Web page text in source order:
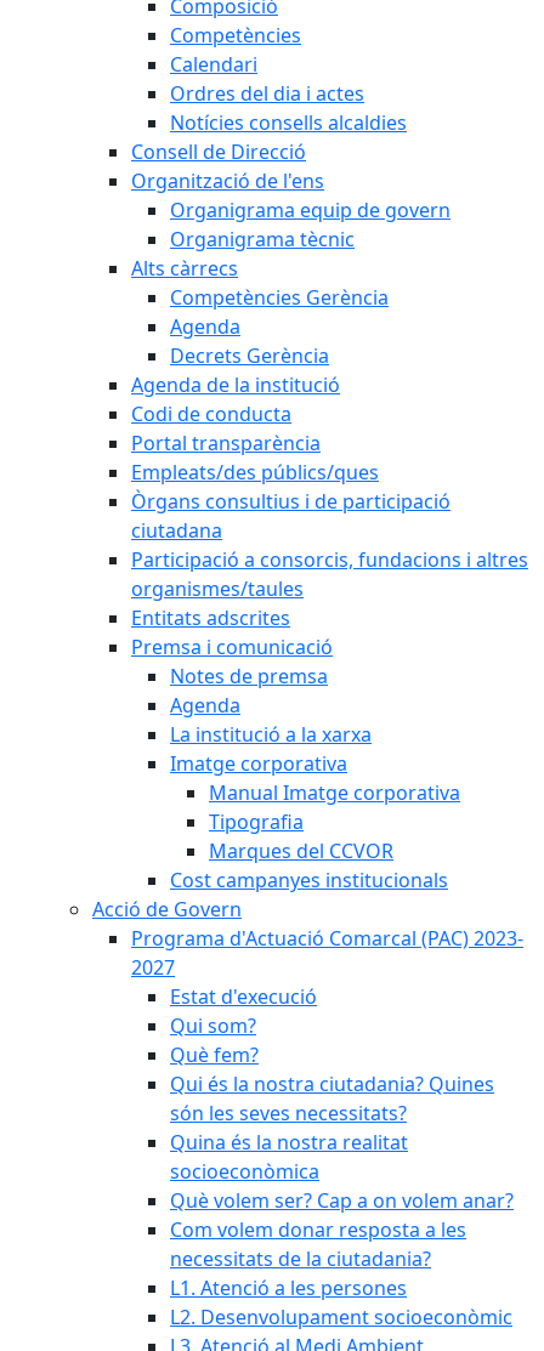
Composició
Competències
Calendari
Ordres del dia i actes
Notícies consells alcaldies
Consell de Direcció
Organització de l'ens
Organigrama equip de govern
Organigrama tècnic
Alts càrrecs
Competències Gerència
Agenda
Decrets Gerència
Agenda de la institució
Codi de conducta
Portal transparència
Empleats/des públics/ques
Òrgans consultius i de participació
ciutadana
Participació a consorcis, fundacions i altres
organismes/taules
Entitats adscrites
Premsa i comunicació
Notes de premsa
Agenda
La institució a la xarxa
Imatge corporativa
Manual Imatge corporativa
Tipografia
Marques del CCVOR
Cost campanyes institucionals
Acció de Govern
Programa d'Actuació Comarcal (PAC) 2023-
2027
Estat d'execució
Qui som?
Què fem?
Qui és la nostra ciutadania? Quines
són les seves necessitats?
Quina és la nostra realitat
socioeconòmica
Què volem ser? Cap a on volem anar?
Com volem donar resposta a les
necessitats de la ciutadania?
L1. Atenció a les persones
L2. Desenvolupament socioeconòmic